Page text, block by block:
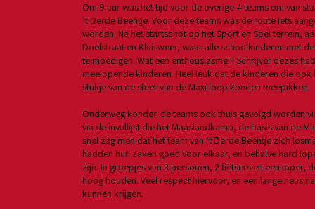
Om 9 uur was het tijd voor de overige 4 teams om van
’t Derde Beentje. Voor deze teams was de route iets
worden. Na het startschot op het Sport en Spel terrein,
Doelstraat en Kluisweer, waar alle schoolkinderen met
te moedigen. Wat een enthousiasme!!! Schrijver dezes
meelopende kinderen. Heel leuk dat de kinderen die
stukje van de sfeer van de Maxi loop konden meepikken.
Onderweg konden de teams ook thuis gevolgd worden
via de invullijst die het Maaslandkamp, de basis van de
snel zag men dat het team van ‘t Derde Beentje zich
hadden hun zaken goed voor elkaar, en behalve hard
zijn. In groepjes van 3 personen, 2 fietsers en een
hoog houden. Veel respect hiervoor, en een lange neus
kunnen krijgen.